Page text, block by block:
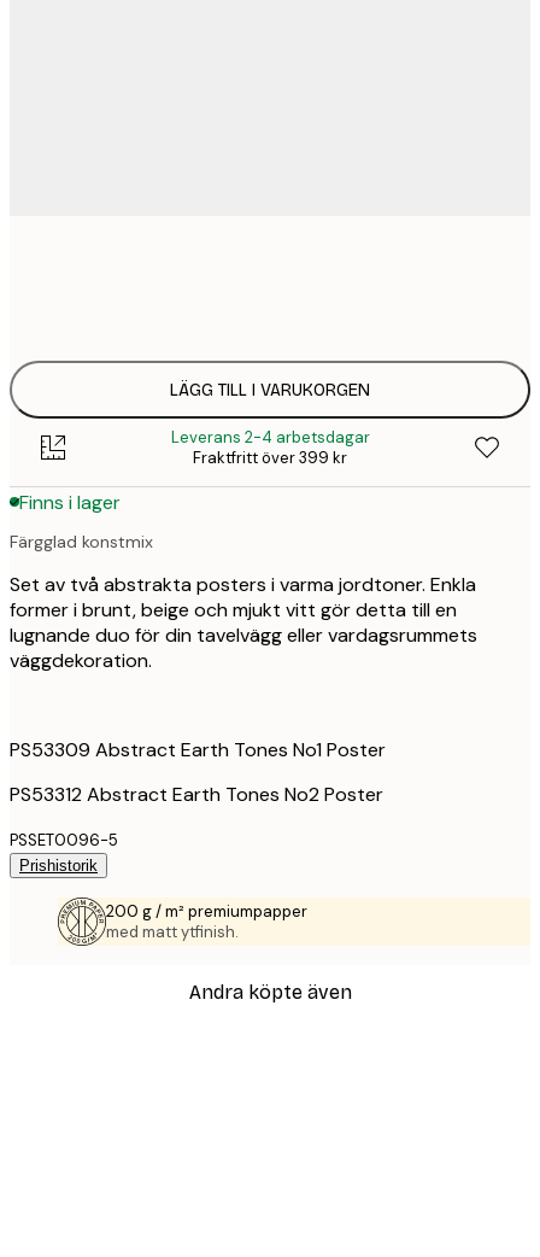
LÄGG TILL I VARUKORGEN
Leverans 2-4 arbetsdagar
Fraktfritt över 399 kr
Finns i lager
Färgglad konstmix
Set av två abstrakta posters i varma jordtoner. Enkla
former i brunt, beige och mjukt vitt gör detta till en
lugnande duo för din tavelvägg eller vardagsrummets
väggdekoration.
PS53309 Abstract Earth Tones No1 Poster
PS53312 Abstract Earth Tones No2 Poster
PSSET0096-5
Prishistorik
200 g / m² premiumpapper
med matt ytfinish.
Andra köpte även